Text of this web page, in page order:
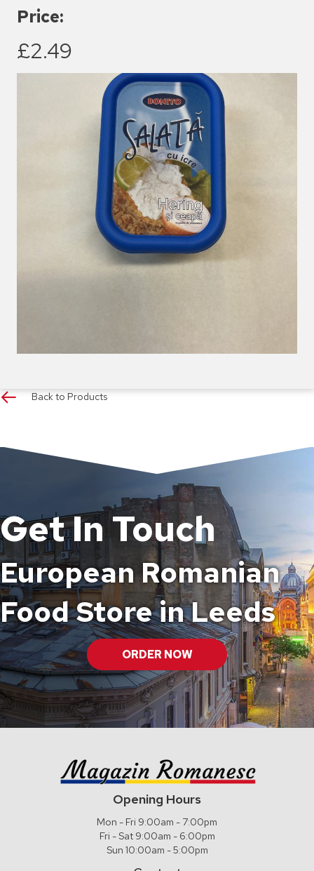
Price:
£2.49
Back to Products
Get In Touch
European Romanian
Food Store in Leeds
ORDER NOW
Opening Hours
Mon - Fri 9:00am - 7:00pm
Fri - Sat 9:00am - 6:00pm
Sun 10:00am - 5:00pm